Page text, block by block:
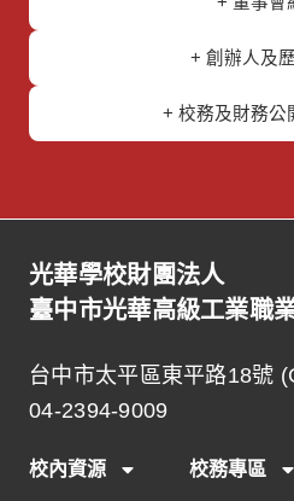
+ 創辦人及
+ 校務及財務公
光華學校財團法人
臺中市光華高級工業職
台中市太平區東平路18號 (
04-2394-9009
校內資源 校務專區